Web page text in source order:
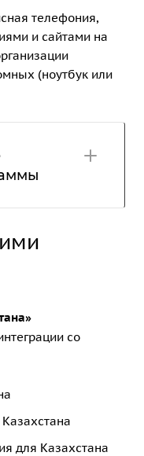
телефония,
и сайтами на
(ноутбук или
со
для Казахстана